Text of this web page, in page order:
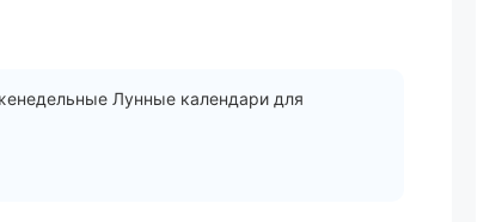
Лунные календари для